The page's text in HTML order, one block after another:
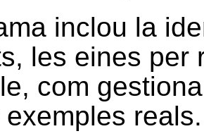
inclou la
les eines per
com
reals.